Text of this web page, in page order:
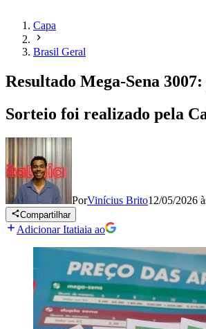
Capa
Brasil Geral
Resultado Mega-Sena
Sorteio foi realizado pela
PorVinícius Brito12/05/2026
Compartilhar
Adicionar Itatiaia ao